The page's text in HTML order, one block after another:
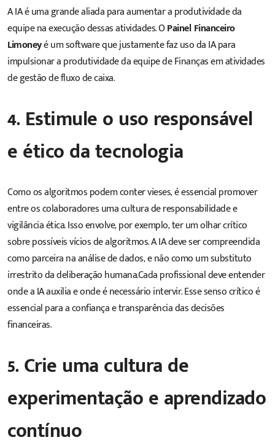
A IA é uma grande aliada para aumentar a produtividade da
equipe na execução dessas atividades. OPainel Financeiro
Limoneyé um software que justamente faz uso da IA para
impulsionar a produtividade da equipe de Finanças em atividades
de gestão de fluxo de caixa.
4. Estimule o uso responsável
e ético da tecnologia
Como os algoritmos podem conter vieses, é essencial promover
entre os colaboradores uma cultura de responsabilidade e
vigilância ética. Isso envolve, por exemplo, ter um olhar crítico
sobre possíveis vícios de algoritmos. A IA deve ser compreendida
como parceira na análise de dados, e não como um substituto
irrestrito da deliberação humana.Cada profissional deve entender
onde a IA auxilia e onde é necessário intervir. Esse senso crítico é
essencial para a confiança e transparência das decisões
financeiras.
5. Crie uma cultura de
experimentação e aprendizado
contínuo